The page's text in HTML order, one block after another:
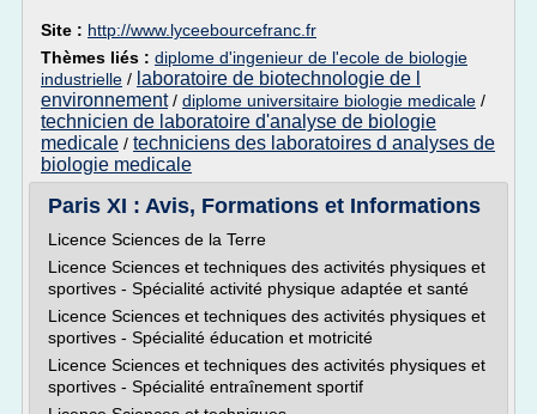
Site : http://www.lyceebourcefranc.fr
Thèmes liés : diplome d'ingenieur de l'ecole de biologie
industrielle / laboratoire de biotechnologie de l
environnement/ diplome universitaire biologie medicale /
technicien de laboratoire d'analyse de biologie
medicale / techniciens des laboratoires d analyses de
biologie medicale
Paris XI : Avis, Formations et Informations
Licence Sciences de la Terre
Licence Sciences et techniques des activités physiques et
sportives - Spécialité activité physique adaptée et santé
Licence Sciences et techniques des activités physiques et
sportives - Spécialité éducation et motricité
Licence Sciences et techniques des activités physiques et
sportives - Spécialité entraînement sportif